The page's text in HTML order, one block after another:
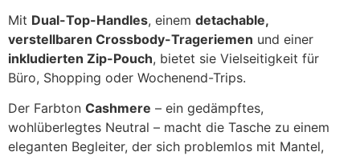
Mit Dual-Top-Handles, einem detachable,
verstellbaren Crossbody-Trageriemen und einer
inkludierten Zip-Pouch, bietet sie Vielseitigkeit für
Büro, Shopping oder Wochenend-Trips.
Der Farbton Cashmere – ein gedämpftes,
wohlüberlegtes Neutral – macht die Tasche zu einem
eleganten Begleiter, der sich problemlos mit Mantel,